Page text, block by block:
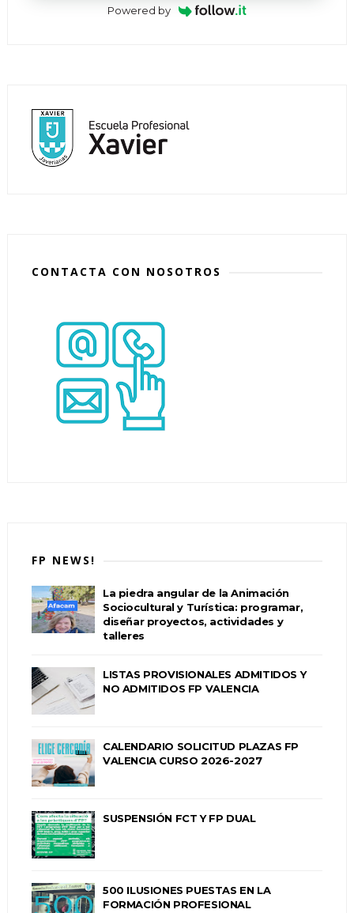
Powered by
CONTACTA CON NOSOTROS
FP NEWS!
La piedra angular de la Animación
Sociocultural y Turística: programar,
diseñar proyectos, actividades y
talleres
LISTAS PROVISIONALES ADMITIDOS Y
NO ADMITIDOS FP VALENCIA
CALENDARIO SOLICITUD PLAZAS FP
VALENCIA CURSO 2026-2027
SUSPENSIÓN FCT Y FP DUAL
500 ILUSIONES PUESTAS EN LA
FORMACIÓN PROFESIONAL